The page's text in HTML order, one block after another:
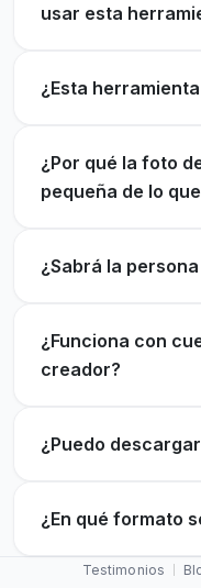
usar esta
¿Esta
¿Por qué la foto
pequeña de lo
¿Sabrá la
¿Funciona con
creador?
¿Puedo
¿En qué formato
Testimonios